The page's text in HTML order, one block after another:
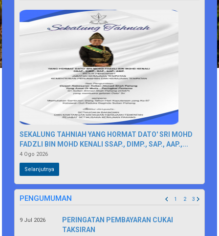
SEKALUNG TAHNIAH YANG HORMAT DATO' SRI MOHD
FADZLI BIN MOHD KENALI SSAP., DIMP., SAP., AAP.,...
4 Ogo 2026
Selanjutnya
PENGUMUMAN 1 2 3
9 Jul 2026
PERINGATAN PEMBAYARAN CUKAI
TAKSIRAN